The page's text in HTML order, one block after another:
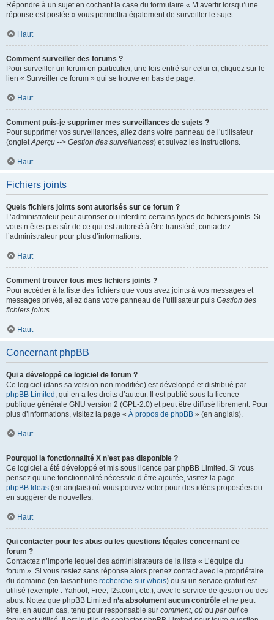
Répondre à un sujet en cochant la case du formulaire « M’avertir lorsqu’une
réponse est postée » vous permettra également de surveiller le sujet.
Haut
Comment surveiller des forums ?
Pour surveiller un forum en particulier, une fois entré sur celui-ci, cliquez sur le
lien « Surveiller ce forum » qui se trouve en bas de page.
Haut
Comment puis-je supprimer mes surveillances de sujets ?
Pour supprimer vos surveillances, allez dans votre panneau de l’utilisateur
(ongletAperçu --> Gestion des surveillances) et suivez les instructions.
Haut
Fichiers joints
Quels fichiers joints sont autorisés sur ce forum ?
L’administrateur peut autoriser ou interdire certains types de fichiers joints. Si
vous n’êtes pas sûr de ce qui est autorisé à être transféré, contactez
l’administrateur pour plus d’informations.
Haut
Comment trouver tous mes fichiers joints ?
Pour accéder à la liste des fichiers que vous avez joints à vos messages et
messages privés, allez dans votre panneau de l’utilisateur puis Gestion des
fichiers joints.
Haut
Concernant phpBB
Qui a développé ce logiciel de forum ?
Ce logiciel (dans sa version non modifiée) est développé et distribué par
phpBB Limited , qui en a les droits d’auteur. Il est publié sous la licence
publique générale GNU version 2 (GPL-2.0) et peut être diffusé librement. Pour
plus d’informations, visitez la page « À propos de phpBB » (en anglais).
Haut
Pourquoi la fonctionnalité X n’est pas disponible ?
Ce logiciel a été développé et mis sous licence par phpBB Limited. Si vous
pensez qu’une fonctionnalité nécessite d’être ajoutée, visitez la page
phpBB Ideas (en anglais) où vous pouvez voter pour des idées proposées ou
en suggérer de nouvelles.
Haut
Qui contacter pour les abus ou les questions légales concernant ce
forum ?
Contactez n’importe lequel des administrateurs de la liste « L’équipe du
forum ». Si vous restez sans réponse alors prenez contact avec le propriétaire
du domaine (en faisant une recherche sur whois) ou si un service gratuit est
utilisé (exemple : Yahoo!, Free, f2s.com, etc.), avec le service de gestion ou des
abus. Notez que phpBB Limited n’a absolument aucun contrôle et ne peut
être, en aucun cas, tenu pour responsable sur comment, où ou par qui ce